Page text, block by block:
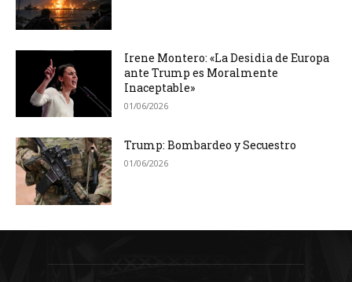
Irene Montero: «La Desidia de Europa
ante Trump es Moralmente
Inaceptable»
01/06/2026
Trump: Bombardeo y Secuestro
01/06/2026